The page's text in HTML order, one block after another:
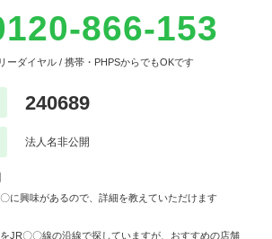
866-153
ーダイヤル / 携帯・PHPSからでもOKです
240689
法人名非公開
〇に興味があるので、詳細を教えていただけます
をJR〇〇線の沿線で探していますが、おすすめの店舗